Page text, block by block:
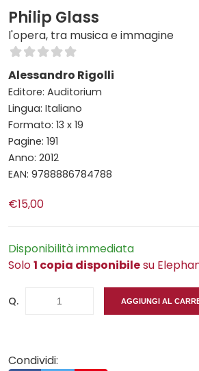
Philip Glass
l'opera, tra musica e immagine
Alessandro Rigolli
Editore: Auditorium
Lingua: Italiano
Formato: 13 x 19
Pagine: 191
Anno: 2012
EAN: 9788886784788
€15,00
Disponibilità immediata
Solo1 copia disponibilesu
Q. AGGIUNGI AL
Condividi: